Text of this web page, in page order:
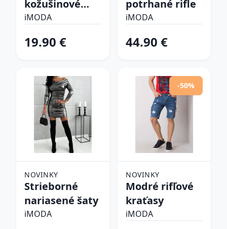
kožušinové
šlapky
iMODA
19.90 €
potrhané rifle
iMODA
44.90 €
NOVINKY
Strieborné
nariasené šaty
iMODA
-50%
NOVINKY
Modré rifľové
kraťasy
iMODA